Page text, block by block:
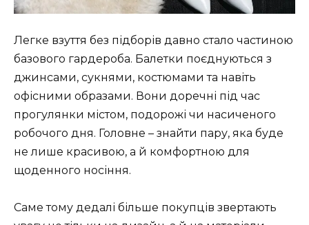
Легке взуття без підборів давно стало частиною
базового гардероба. Балетки поєднуються з
джинсами, сукнями, костюмами та навіть
офісними образами. Вони доречні під час
прогулянки містом, подорожі чи насиченого
робочого дня. Головне – знайти пару, яка буде
не лише красивою, а й комфортною для
щоденного носіння.
Саме тому дедалі більше покупців звертають